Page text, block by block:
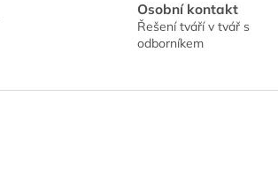
Osobní kontakt
Řešení tváří v tvář s
odborníkem